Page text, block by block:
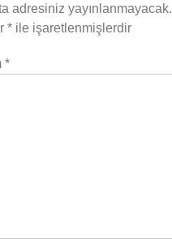
adresiniz yayınlanmayacak.
* ile işaretlenmişlerdir
*